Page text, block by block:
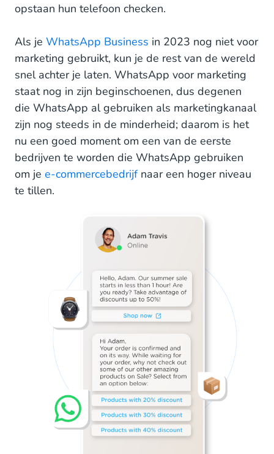
opstaan hun telefoon checken.
Als je WhatsApp Business in 2023 nog niet voor
marketing gebruikt, kun je de rest van de wereld
snel achter je laten. WhatsApp voor marketing
staat nog in zijn beginschoenen, dus degenen
die WhatsApp al gebruiken als marketingkanaal
zijn nog steeds in de minderheid; daarom is het
nu een goed moment om een van de eerste
bedrijven te worden die WhatsApp gebruiken
om je e-commercebedrijfnaar een hoger niveau
te tillen.